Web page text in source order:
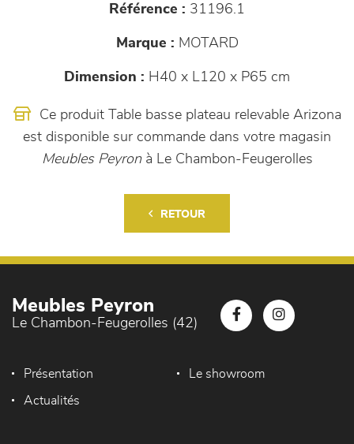
Référence : 31196.1
Marque : MOTARD
Dimension : H40 x L120 x P65 cm
Ce produit Table basse plateau relevable Arizona
est disponible sur commande dans votre magasin
Meubles Peyronà Le Chambon-Feugerolles
RETOUR
Meubles Peyron
Le Chambon-Feugerolles (42)
Présentation Le showroom
Actualités